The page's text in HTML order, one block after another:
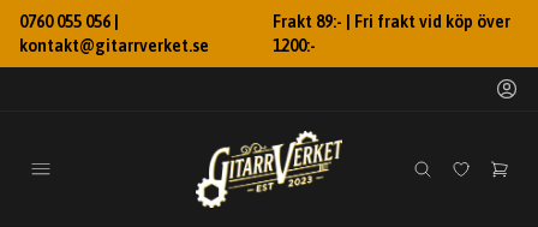
0760 055 056 |
kontakt@gitarrverket.se
Frakt 89:- | Fri frakt vid köp över
1200:-